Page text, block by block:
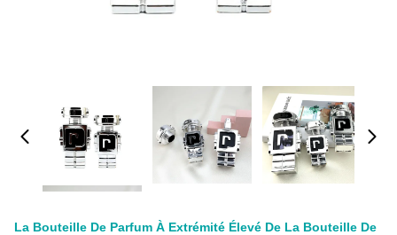
La Bouteille De Parfum À Extrémité Élevé De La Bouteille De